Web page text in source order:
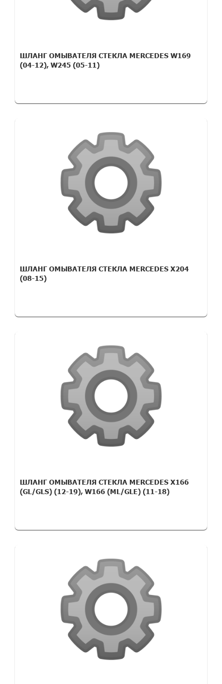
ШЛАНГ ОМЫВАТЕЛЯ СТЕКЛА MERCEDES W169
(04-12), W245 (05-11)
ШЛАНГ ОМЫВАТЕЛЯ СТЕКЛА MERCEDES X204
(08-15)
ШЛАНГ ОМЫВАТЕЛЯ СТЕКЛА MERCEDES X166
(GL/GLS) (12-19), W166 (ML/GLE) (11-18)